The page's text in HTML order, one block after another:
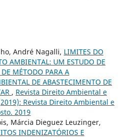
André Nagalli, LIMITES DO
AMBIENTAL: UM ESTUDO DE
MÉTODO PARA A
DE ABASTECIMENTO DE
, Revista Direito Ambiental e
Revista Direito Ambiental e
2019
Márcia Dieguez Leuzinger,
INDENIZATÓRIOS E